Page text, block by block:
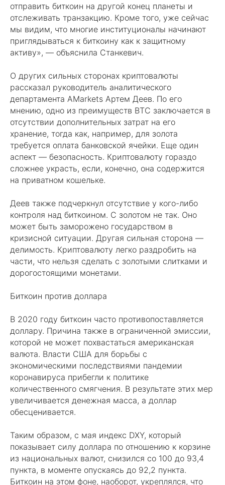
отправить биткоин на другой конец планеты и
отслеживать транзакцию. Кроме того, уже сейчас
мы видим, что многие институционалы начинают
приглядываться к биткоину как к защитному
активу», — объяснила Станкевич.
О других сильных сторонах криптовалюты
рассказал руководитель аналитического
департамента AMarkets Артем Деев. По его
мнению, одно из преимуществ BTC заключается в
отсутствии дополнительных затрат на его
хранение, тогда как, например, для золота
требуется оплата банковской ячейки. Еще один
аспект — безопасность. Криптовалюту гораздо
сложнее украсть, если, конечно, она содержится
на приватном кошельке.
Деев также подчеркнул отсутствие у кого-либо
контроля над биткоином. С золотом не так. Оно
может быть заморожено государством в
кризисной ситуации. Другая сильная сторона —
делимость. Криптовалюту легко раздробить на
части, что нельзя сделать с золотыми слитками и
дорогостоящими монетами.
Биткоин против доллара
В 2020 году биткоин часто противопоставляется
доллару. Причина также в ограниченной эмиссии,
которой не может похвастаться американская
валюта. Власти США для борьбы с
экономическими последствиями пандемии
коронавируса прибегли к политике
количественного смягчения. В результате этих мер
увеличивается денежная масса, а доллар
обесценивается.
Таким образом, с мая индекс DXY, который
показывает силу доллара по отношению к корзине
из национальных валют, снизился со 100 до 93,4
пункта, в моменте опускаясь до 92,2 пункта.
Биткоин на этом фоне, наоборот, укреплялся, что